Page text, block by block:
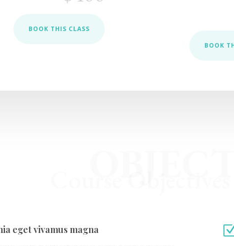
BOOK THIS CLASS
BOOK
eget vivamus magna